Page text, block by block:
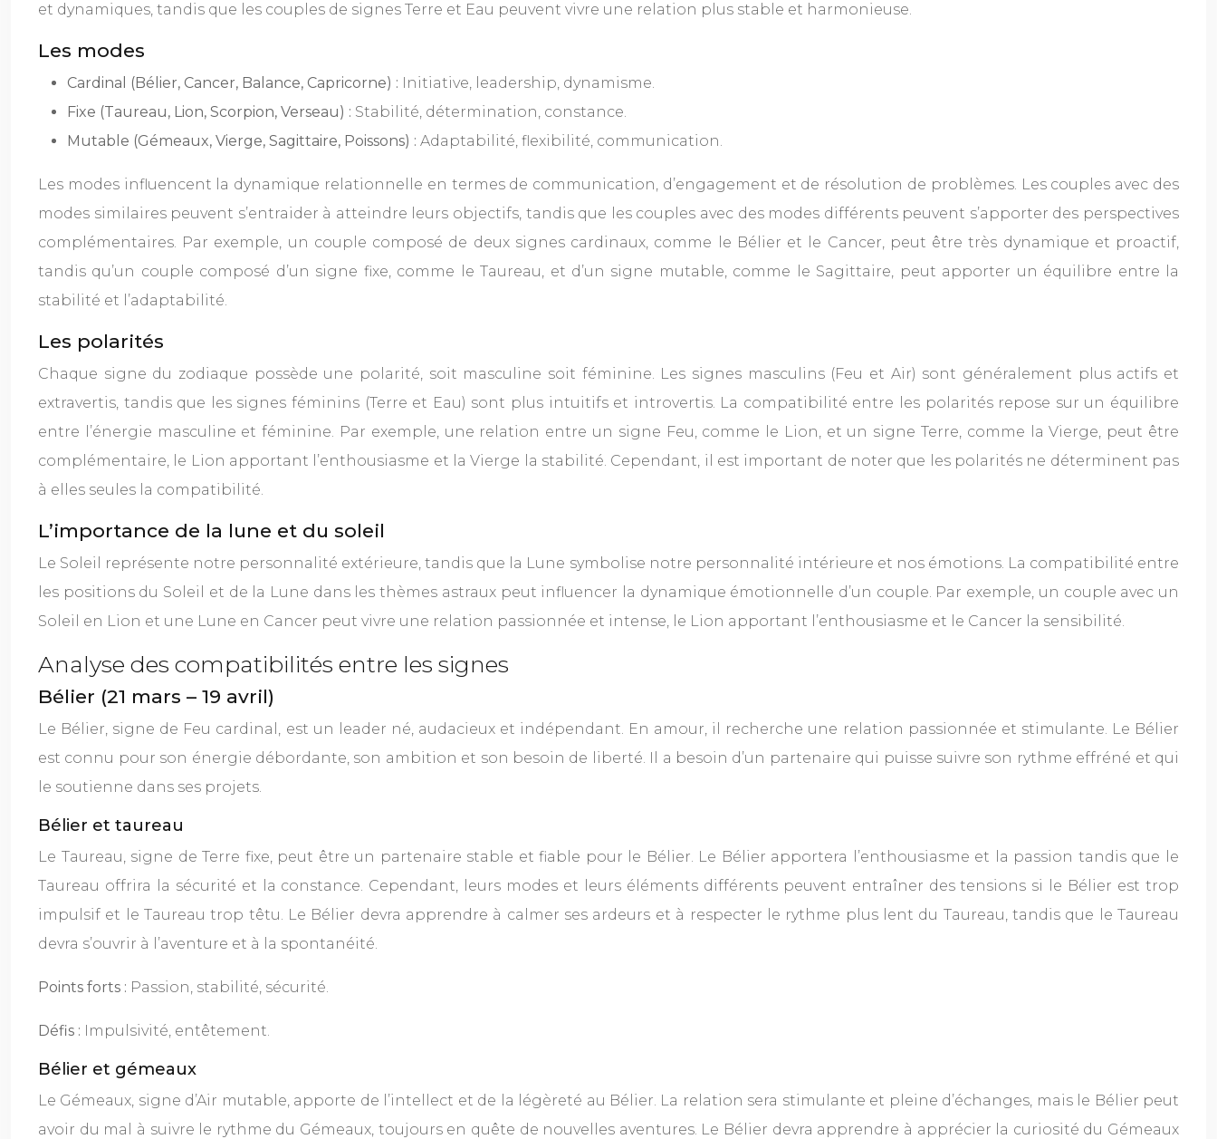
et dynamiques, tandis que les couples de signes Terre et Eau peuvent vivre une relation plus stable et harmonieuse.
Les modes
Cardinal (Bélier, Cancer, Balance, Capricorne) : Initiative, leadership, dynamisme.
Fixe (Taureau, Lion, Scorpion, Verseau) : Stabilité, détermination, constance.
Mutable (Gémeaux, Vierge, Sagittaire, Poissons) : Adaptabilité, flexibilité, communication.
Les modes influencent la dynamique relationnelle en termes de communication, d’engagement et de résolution de problèmes. Les couples avec des
modes similaires peuvent s’entraider à atteindre leurs objectifs, tandis que les couples avec des modes différents peuvent s’apporter des perspectives
complémentaires. Par exemple, un couple composé de deux signes cardinaux, comme le Bélier et le Cancer, peut être très dynamique et proactif,
tandis qu’un couple composé d’un signe fixe, comme le Taureau, et d’un signe mutable, comme le Sagittaire, peut apporter un équilibre entre la
stabilité et l’adaptabilité.
Les polarités
Chaque signe du zodiaque possède une polarité, soit masculine soit féminine. Les signes masculins (Feu et Air) sont généralement plus actifs et
extravertis, tandis que les signes féminins (Terre et Eau) sont plus intuitifs et introvertis. La compatibilité entre les polarités repose sur un équilibre
entre l’énergie masculine et féminine. Par exemple, une relation entre un signe Feu, comme le Lion, et un signe Terre, comme la Vierge, peut être
complémentaire, le Lion apportant l’enthousiasme et la Vierge la stabilité. Cependant, il est important de noter que les polarités ne déterminent pas
à elles seules la compatibilité.
L’importance de la lune et du soleil
Le Soleil représente notre personnalité extérieure, tandis que la Lune symbolise notre personnalité intérieure et nos émotions. La compatibilité entre
les positions du Soleil et de la Lune dans les thèmes astraux peut influencer la dynamique émotionnelle d’un couple. Par exemple, un couple avec un
Soleil en Lion et une Lune en Cancer peut vivre une relation passionnée et intense, le Lion apportant l’enthousiasme et le Cancer la sensibilité.
Analyse des compatibilités entre les signes
Bélier (21 mars – 19 avril)
Le Bélier, signe de Feu cardinal, est un leader né, audacieux et indépendant. En amour, il recherche une relation passionnée et stimulante. Le Bélier
est connu pour son énergie débordante, son ambition et son besoin de liberté. Il a besoin d’un partenaire qui puisse suivre son rythme effréné et qui
le soutienne dans ses projets.
Bélier et taureau
Le Taureau, signe de Terre fixe, peut être un partenaire stable et fiable pour le Bélier. Le Bélier apportera l’enthousiasme et la passion tandis que le
Taureau offrira la sécurité et la constance. Cependant, leurs modes et leurs éléments différents peuvent entraîner des tensions si le Bélier est trop
impulsif et le Taureau trop têtu. Le Bélier devra apprendre à calmer ses ardeurs et à respecter le rythme plus lent du Taureau, tandis que le Taureau
devra s’ouvrir à l’aventure et à la spontanéité.
Points forts : Passion, stabilité, sécurité.
Défis : Impulsivité, entêtement.
Bélier et gémeaux
Le Gémeaux, signe d’Air mutable, apporte de l’intellect et de la légèreté au Bélier. La relation sera stimulante et pleine d’échanges, mais le Bélier peut
avoir du mal à suivre le rythme du Gémeaux, toujours en quête de nouvelles aventures. Le Bélier devra apprendre à apprécier la curiosité du Gémeaux